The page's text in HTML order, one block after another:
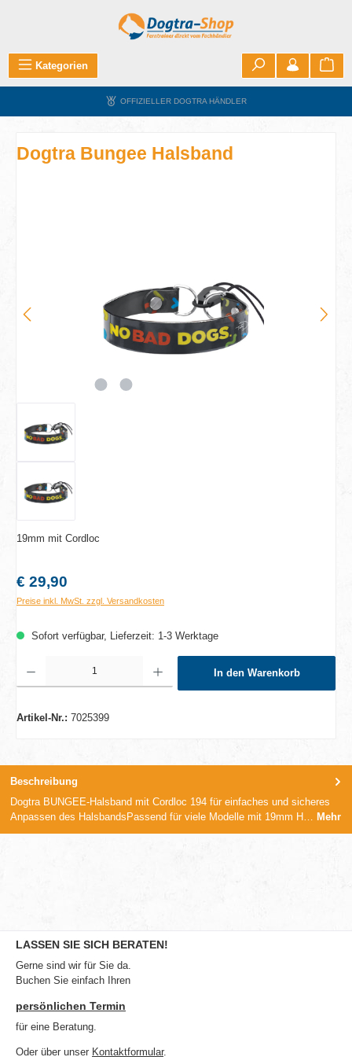
Zum Hauptinhalt springen
Kategorien
OFFIZIELLER DOGTRA HÄNDLER
Dogtra Bungee Halsband
19mm mit Cordloc
Regulärer Preis:
€ 29,90
Preise inkl. MwSt. zzgl. Versandkosten
Sofort verfügbar, Lieferzeit: 1-3 Werktage
In den Warenkorb
Artikel-Nr.: 7025399
Beschreibung
Dogtra BUNGEE-Halsband mit Cordloc 194 für einfaches und sicheres
Anpassen des HalsbandsPassend für viele Modelle mit 19mm H… Mehr
LASSEN SIE SICH BERATEN!
Gerne sind wir für Sie da.
Buchen Sie einfach Ihren
persönlichen Termin
für eine Beratung.
Oder über unser Kontaktformular.